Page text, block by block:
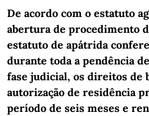
De acordo com o estatuto
abertura de procedimento
estatuto de apátrida
durante toda a pendência
fase judicial, os direitos de
autorização de residência
período de seis meses e